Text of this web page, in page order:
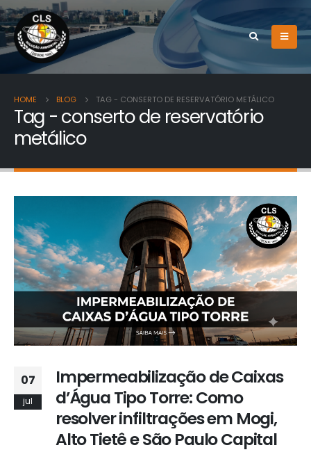
HOME BLOG TAG - CONSERTO DE RESERVATÓRIO METÁLICO
Tag - conserto de reservatório
metálico
07
jul
Impermeabilização de Caixas
d’Água Tipo Torre: Como
resolver infiltrações em Mogi,
Alto Tietê e São Paulo Capital